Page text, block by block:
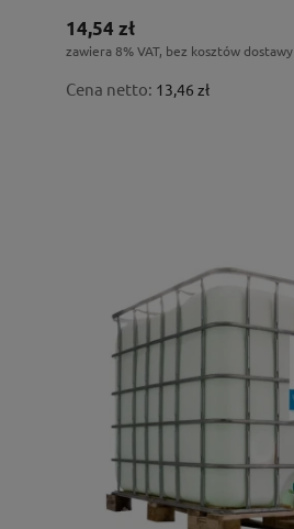
14,54 zł
zawiera 8% VAT, bez kosztów dostawy
Cena netto: 13,46 zł